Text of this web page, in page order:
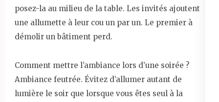
posez-la au milieu de la table. Les invités ajoutent
une allumette à leur cou un par un. Le premier à
démolir un bâtiment perd.
Comment mettre l’ambiance lors d’une soirée ?
Ambiance feutrée. Évitez d’allumer autant de
lumière le soir que lorsque vous êtes seul à la